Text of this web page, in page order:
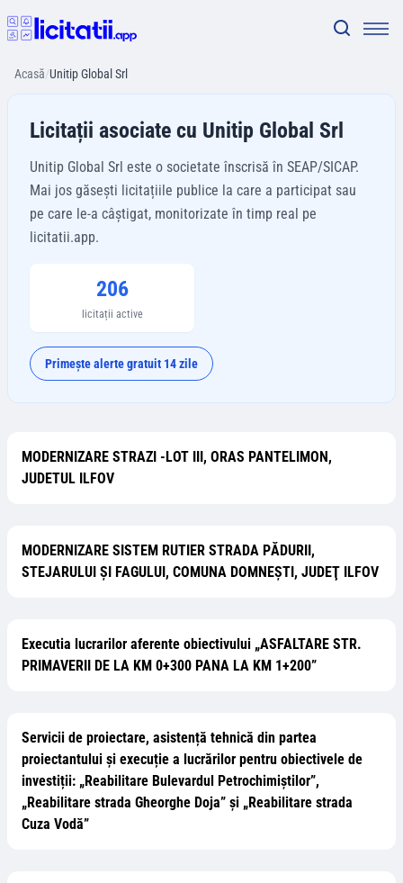
Acasă/Unitip Global Srl
Licitații asociate cu Unitip Global Srl
Unitip Global Srl este o societate înscrisă în SEAP/SICAP.
Mai jos găsești licitațiile publice la care a participat sau
pe care le-a câștigat, monitorizate în timp real pe
licitatii.app.
206
licitații active
Primește alerte gratuit 14 zile
MODERNIZARE STRAZI -LOT III, ORAS PANTELIMON,
JUDETUL ILFOV
MODERNIZARE SISTEM RUTIER STRADA PĂDURII,
STEJARULUI ȘI FAGULUI, COMUNA DOMNEȘTI, JUDEŢ ILFOV
Executia lucrarilor aferente obiectivului „ASFALTARE STR.
PRIMAVERII DE LA KM 0+300 PANA LA KM 1+200”
Servicii de proiectare, asistență tehnică din partea
proiectantului și execuție a lucrărilor pentru obiectivele de
investiții: „Reabilitare Bulevardul Petrochimiștilor”,
„Reabilitare strada Gheorghe Doja” și „Reabilitare strada
Cuza Vodă”